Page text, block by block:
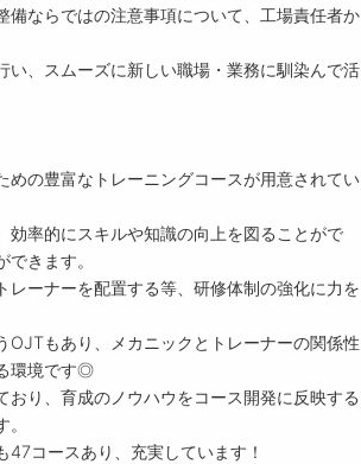
備ならではの注意事項について、工場責任者か
い、スムーズに新しい職場・業務に馴染んで活
めの豊富なトレーニングコースが用意されてい
効率的にスキルや知識の向上を図ることがで
きます。
レーナーを配置する等、研修体制の強化に力を
OJTもあり、メカニックとトレーナーの関係性
環境です◎
おり、育成のノウハウをコース開発に反映する
47コースあり、充実しています！